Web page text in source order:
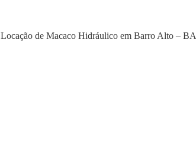
Locação de Macaco Hidráulico em Barro Alto – BA